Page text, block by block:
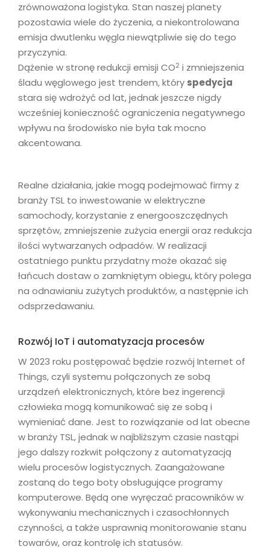
zrównoważona logistyka. Stan naszej planety
pozostawia wiele do życzenia, a niekontrolowana
emisja dwutlenku węgla niewątpliwie się do tego
przyczynia.
Dążenie w stronę redukcji emisji CO2 i zmniejszenia
śladu węglowego jest trendem, który spedycja
stara się wdrożyć od lat, jednak jeszcze nigdy
wcześniej konieczność ograniczenia negatywnego
wpływu na środowisko nie była tak mocno
akcentowana.
Realne działania, jakie mogą podejmować firmy z
branży TSL to inwestowanie w elektryczne
samochody, korzystanie z energooszczędnych
sprzętów, zmniejszenie zużycia energii oraz redukcja
ilości wytwarzanych odpadów. W realizacji
ostatniego punktu przydatny może okazać się
łańcuch dostaw o zamkniętym obiegu, który polega
na odnawianiu zużytych produktów, a następnie ich
odsprzedawaniu.
Rozwój IoT i automatyzacja procesów
W 2023 roku postępować będzie rozwój Internet of
Things, czyli systemu połączonych ze sobą
urządzeń elektronicznych, które bez ingerencji
człowieka mogą komunikować się ze sobą i
wymieniać dane. Jest to rozwiązanie od lat obecne
w branży TSL, jednak w najbliższym czasie nastąpi
jego dalszy rozkwit połączony z automatyzacją
wielu procesów logistycznych. Zaangażowane
zostaną do tego boty obsługujące programy
komputerowe. Będą one wyręczać pracowników w
wykonywaniu mechanicznych i czasochłonnych
czynności, a także usprawnią monitorowanie stanu
towarów, oraz kontrolę ich statusów.